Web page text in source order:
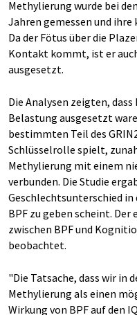
Methylierung wurde bei
Jahren gemessen und
Da der Fötus über die
Kontakt kommt, ist er
ausgesetzt.
Die Analysen zeigten,
Belastung ausgesetzt
bestimmten Teil des
Schlüsselrolle spielt,
Methylierung mit einem
verbunden. Die Studie
Geschlechtsunterschied
BPF zu geben scheint.
zwischen BPF und
beobachtet.
"Die Tatsache, dass wir in
Methylierung als einen
Wirkung von BPF auf den